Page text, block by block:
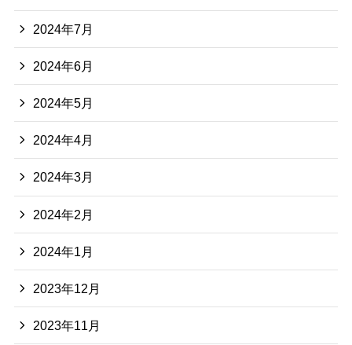
2024年7月
2024年6月
2024年5月
2024年4月
2024年3月
2024年2月
2024年1月
2023年12月
2023年11月